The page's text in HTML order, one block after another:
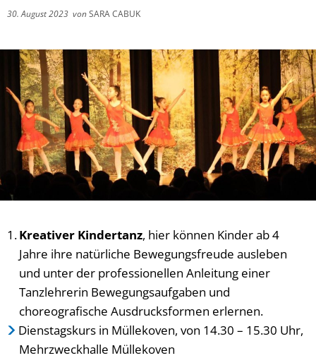
30. August 2023 vonSARA CABUK
Kreativer Kindertanz, hier können Kinder ab 4
Jahre ihre natürliche Bewegungsfreude ausleben
und unter der professionellen Anleitung einer
Tanzlehrerin Bewegungsaufgaben und
choreografische Ausdrucksformen erlernen.
Dienstagskurs in Müllekoven, von 14.30 – 15.30 Uhr,
Mehrzweckhalle Müllekoven